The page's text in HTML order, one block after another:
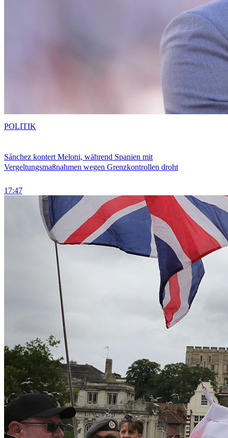
Sánchez kontert Meloni, während Spanien mit
Vergeltungsmaßnahmen wegen Grenzkontrollen droht
17:47
POLITIK